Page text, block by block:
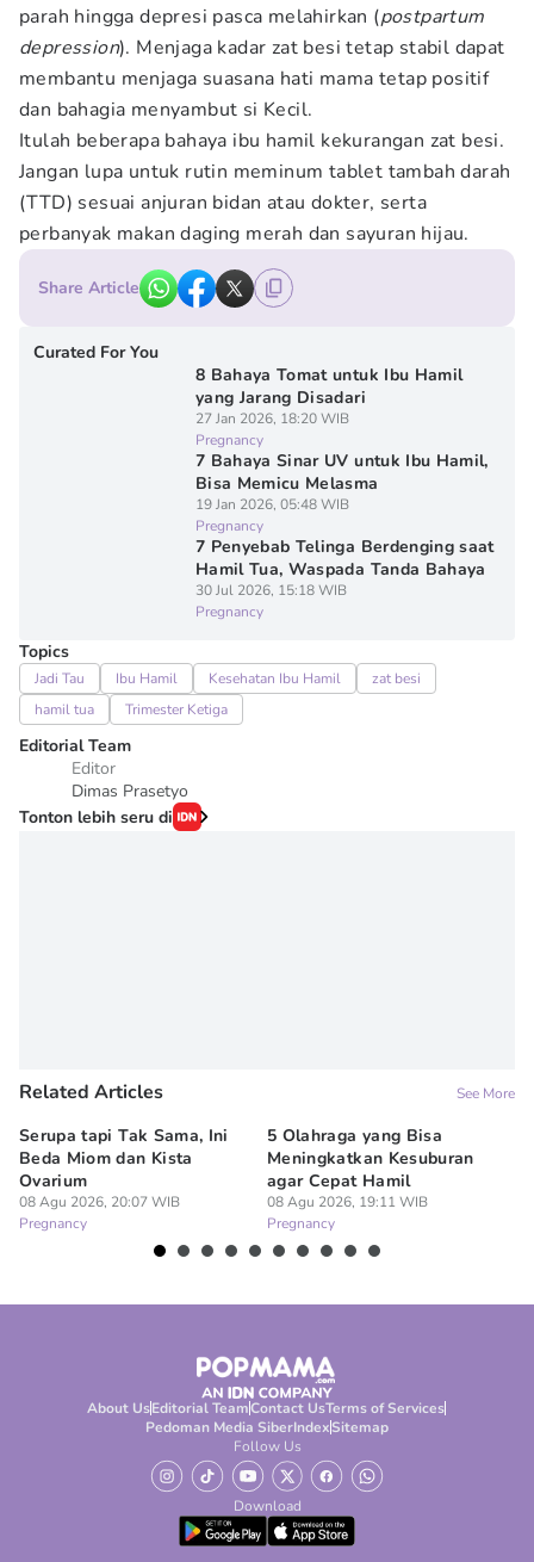
parah hingga depresi pasca melahirkan (postpartum
depression). Menjaga kadar zat besi tetap stabil dapat
membantu menjaga suasana hati mama tetap positif
dan bahagia menyambut si Kecil.
Itulah beberapa bahaya ibu hamil kekurangan zat besi.
Jangan lupa untuk rutin meminum tablet tambah darah
(TTD) sesuai anjuran bidan atau dokter, serta
perbanyak makan daging merah dan sayuran hijau.
Share Article
Curated For You
8 Bahaya Tomat untuk Ibu Hamil
yang Jarang Disadari
27 Jan 2026, 18:20 WIB
Pregnancy
7 Bahaya Sinar UV untuk Ibu Hamil,
Bisa Memicu Melasma
19 Jan 2026, 05:48 WIB
Pregnancy
7 Penyebab Telinga Berdenging saat
Hamil Tua, Waspada Tanda Bahaya
30 Jul 2026, 15:18 WIB
Pregnancy
Topics
Jadi Tau Ibu Hamil Kesehatan Ibu Hamil
zat besi
hamil tua
Trimester Ketiga
Editorial Team
Editor
Dimas Prasetyo
Tonton lebih seru di
Related Articles See More
Serupa tapi Tak Sama, Ini
Beda Miom dan Kista
Ovarium
08 Agu 2026, 20:07 WIB
Pregnancy
5 Olahraga yang Bisa
Meningkatkan Kesuburan
agar Cepat Hamil
08 Agu 2026, 19:11 WIB
Pregnancy
About UsEditorial TeamContact UsTerms of Services
Pedoman Media SiberIndexSitemap
Follow Us
Download